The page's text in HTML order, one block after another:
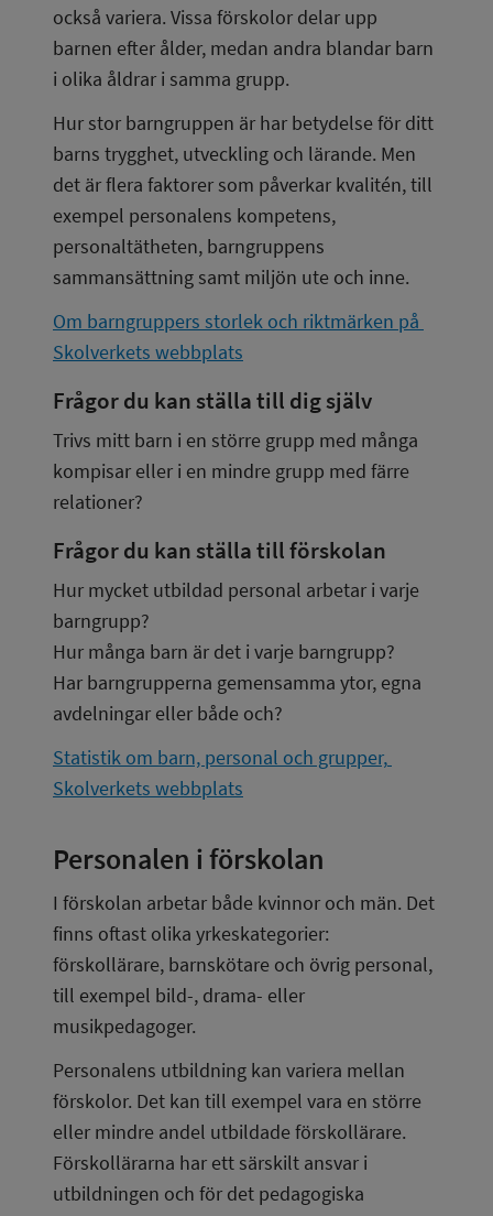
också variera. Vissa förskolor delar upp
barnen efter ålder, medan andra blandar barn
i olika åldrar i samma grupp.
Hur stor barngruppen är har betydelse för ditt
barns trygghet, utveckling och lärande. Men
det är flera faktorer som påverkar kvalitén, till
exempel personalens kompetens,
personaltätheten, barngruppens
sammansättning samt miljön ute och inne.
Om barngruppers storlek och riktmärken på
Skolverkets webbplats
Frågor du kan ställa till dig själv
Trivs mitt barn i en större grupp med många
kompisar eller i en mindre grupp med färre
relationer?
Frågor du kan ställa till förskolan
Hur mycket utbildad personal arbetar i varje
barngrupp?
Hur många barn är det i varje barngrupp?
Har barngrupperna gemensamma ytor, egna
avdelningar eller både och?
Statistik om barn, personal och grupper,
Skolverkets webbplats
Personalen i förskolan
I förskolan arbetar både kvinnor och män. Det
finns oftast olika yrkeskategorier:
förskollärare, barnskötare och övrig personal,
till exempel bild-, drama- eller
musikpedagoger.
Personalens utbildning kan variera mellan
förskolor. Det kan till exempel vara en större
eller mindre andel utbildade förskollärare.
Förskollärarna har ett särskilt ansvar i
utbildningen och för det pedagogiska